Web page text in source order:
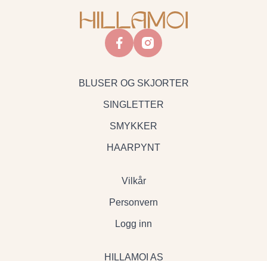
facebookinstagram
BLUSER OG SKJORTER
SINGLETTER
SMYKKER
HAARPYNT
Vilkår
Personvern
Logg inn
HILLAMOI AS